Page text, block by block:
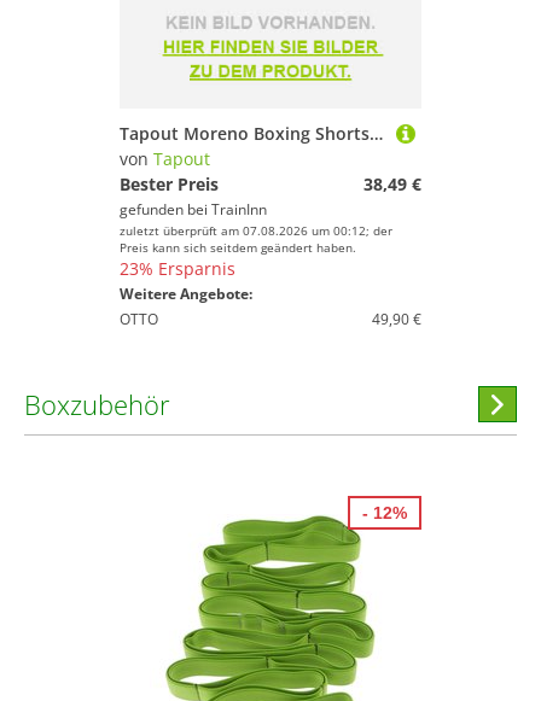
Tapout Moreno Boxing Shorts Schwarz M Mann
von Tapout
Bester Preis
38,49 €
gefunden bei TrainInn
zuletzt überprüft am 07.08.2026 um 00:12; der
Preis kann sich seitdem geändert haben.
23% Ersparnis
Weitere Angebote:
OTTO
49,90 €
Boxzubehör
- 12%